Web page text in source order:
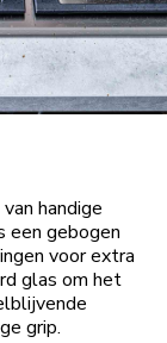
handige
een gebogen
voor extra
glas om het
grip.